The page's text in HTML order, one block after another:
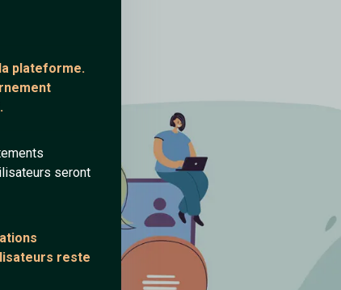
plateforme.
seront
reste